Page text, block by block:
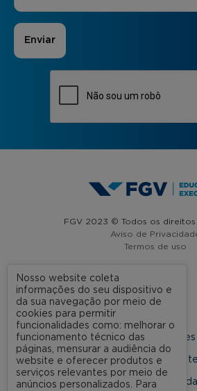
FGV 2023 © Todos os
Aviso de
Termos de uso
A FGV
Nossas Unidades
Dúvidas
Rede Conveniada
Nosso website coleta
informações do seu dispositivo e
da sua navegação por meio de
cookies para permitir
funcionalidades como: melhorar o
funcionamento técnico das
páginas, mensurar a audiência do
website e oferecer produtos e
serviços relevantes por meio de
anúncios personalizados. Para